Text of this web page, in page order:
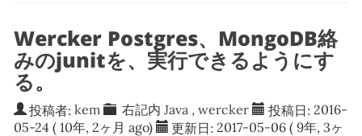
Wercker Postgres、MongoDB絡
みのjunitを、実行できるようにす
る。
投稿者: kem 右記内Java ,wercker 投稿日: 2016-
05-24 ( 10年, 2ヶ月 ago) 更新日: 2017-05-06 ( 9年, 3ヶ